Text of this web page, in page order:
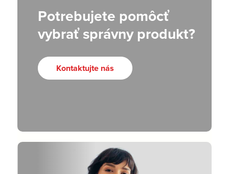
Potrebujete pomôcť
vybrať správny produkt?
Kontaktujte nás